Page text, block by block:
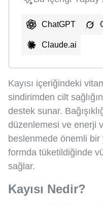
ChatGPT
Claude.ai
Kayısı içeriğindeki
sindirimden cilt
destek sunar.
düzenlemesi ve enerji
beslenmede önemli
formda tüketildiğinde
sağlar.
Kayısı Nedir?